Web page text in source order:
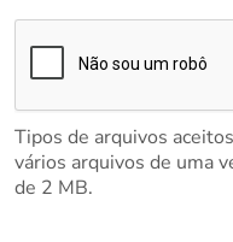
Tipos de arquivos
vários arquivos de uma
de 2 MB.